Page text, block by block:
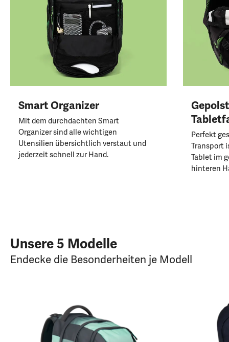
Smart Organizer
Mit dem durchdachten Smart
Organizer sind alle wichtigen
Utensilien übersichtlich verstaut und
jederzeit schnell zur Hand.​
Perfekt
Transport
Tablet im
hinteren
Unsere 5 Modelle
Endecke die Besonderheiten je Modell